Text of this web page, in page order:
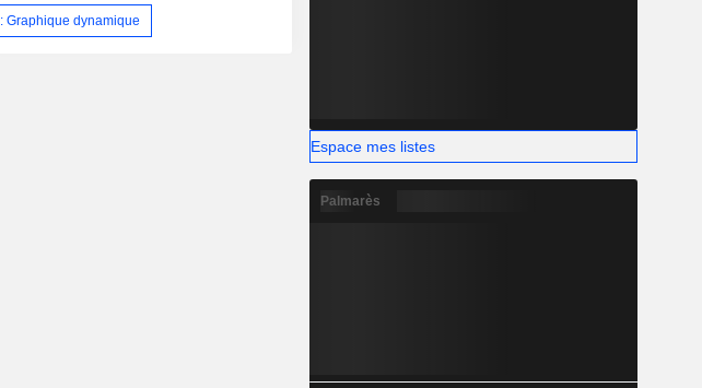
: Graphique dynamique
Espace mes listes
Palmarès